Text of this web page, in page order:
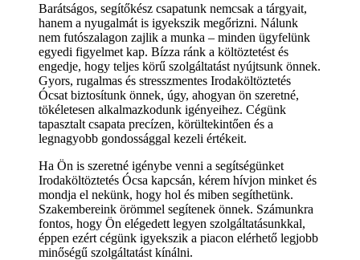
Barátságos, segítőkész csapatunk nemcsak a tárgyait,
hanem a nyugalmát is igyekszik megőrizni. Nálunk
nem futószalagon zajlik a munka – minden ügyfelünk
egyedi figyelmet kap. Bízza ránk a költöztetést és
engedje, hogy teljes körű szolgáltatást nyújtsunk önnek.
Gyors, rugalmas és stresszmentes Irodaköltöztetés
Ócsat biztosítunk önnek, úgy, ahogyan ön szeretné,
tökéletesen alkalmazkodunk igényeihez. Cégünk
tapasztalt csapata precízen, körültekintően és a
legnagyobb gondossággal kezeli értékeit.
Ha Ön is szeretné igénybe venni a segítségünket
Irodaköltöztetés Ócsa kapcsán, kérem hívjon minket és
mondja el nekünk, hogy hol és miben segíthetünk.
Szakembereink örömmel segítenek önnek. Számunkra
fontos, hogy Ön elégedett legyen szolgáltatásunkkal,
éppen ezért cégünk igyekszik a piacon elérhető legjobb
minőségű szolgáltatást kínálni.